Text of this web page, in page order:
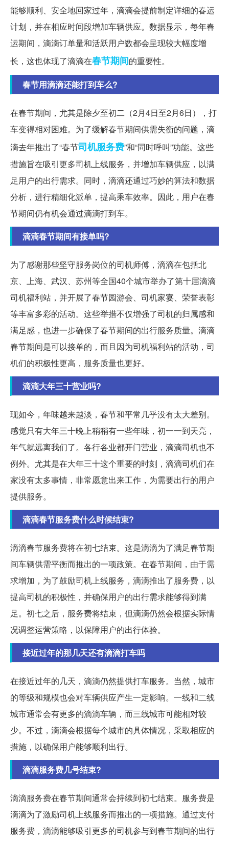
能够顺利、安全地回家过年，滴滴会提前制定详细的春运
计划，并在相应时间段增加车辆供应。数据显示，每年春
运期间，滴滴订单量和活跃用户数都会呈现较大幅度增
长，这也体现了滴滴在春节期间的重要性。
春节用滴滴还能打到车么?
在春节期间，尤其是除夕至初二（2月4日至2月6日），打
车变得相对困难。为了缓解春节期间供需失衡的问题，滴
滴去年推出了“春节司机服务费”和“同时呼叫”功能。这些
措施旨在吸引更多司机上线服务，并增加车辆供应，以满
足用户的出行需求。同时，滴滴还通过巧妙的算法和数据
分析，进行精细化派单，提高乘车效率。因此，用户在春
节期间仍有机会通过滴滴打到车。
滴滴春节期间有接单吗?
为了感谢那些坚守服务岗位的司机师傅，滴滴在包括北
京、上海、武汉、苏州等全国40个城市举办了第十届滴滴
司机福利站，并开展了春节园游会、司机家宴、荣誉表彰
等丰富多彩的活动。这些举措不仅增强了司机的归属感和
满足感，也进一步确保了春节期间的出行服务质量。滴滴
春节期间是可以接单的，而且因为司机福利站的活动，司
机们的积极性更高，服务质量也更好。
滴滴大年三十营业吗?
现如今，年味越来越淡，春节和平常几乎没有太大差别。
感觉只有大年三十晚上稍稍有一些年味，初一一到天亮，
年气就远离我们了。各行各业都开门营业，滴滴司机也不
例外。尤其是在大年三十这个重要的时刻，滴滴司机们在
家没有太多事情，非常愿意出来工作，为需要出行的用户
提供服务。
滴滴春节服务费什么时候结束?
滴滴春节服务费将在初七结束。这是滴滴为了满足春节期
间车辆供需平衡而推出的一项政策。在春节期间，由于需
求增加，为了鼓励司机上线服务，滴滴推出了服务费，以
提高司机的积极性，并确保用户的出行需求能够得到满
足。初七之后，服务费将结束，但滴滴仍然会根据实际情
况调整运营策略，以保障用户的出行体验。
接近过年的那几天还有滴滴打车吗
在接近过年的几天，滴滴仍然提供打车服务。当然，城市
的等级和规模也会对车辆供应产生一定影响。一线和二线
城市通常会有更多的滴滴车辆，而三线城市可能相对较
少。不过，滴滴会根据每个城市的具体情况，采取相应的
措施，以确保用户能够顺利出行。
滴滴服务费几号结束?
滴滴服务费在春节期间通常会持续到初七结束。服务费是
滴滴为了激励司机上线服务而推出的一项措施。通过支付
服务费，滴滴能够吸引更多的司机参与到春节期间的出行